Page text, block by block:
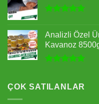
aldı
Analizli Özel
Kavanoz
aldı
ÇOK SATILANLAR